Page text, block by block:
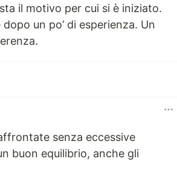
il motivo per cui si è iniziato.
un po’ di esperienza. Un
senza eccessive
buon equilibrio, anche gli